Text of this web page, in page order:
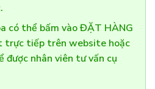
có thể bấm vào ĐẶT HÀNG
trực tiếp trên website hoặc
được nhân viên tư vấn cụ